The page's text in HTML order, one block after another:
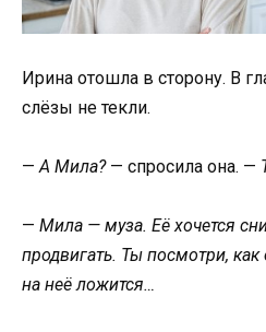
Ирина отошла в сторону. В
слёзы не текли.
—А Мила?— спросила она. —
— Мила — муза. Её хочется
продвигать. Ты посмотри, как
на неё ложится…